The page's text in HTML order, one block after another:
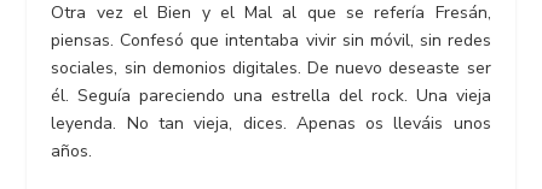
Otra vez el Bien y el Mal al que se refería Fresán,
piensas. Confesó que intentaba vivir sin móvil, sin redes
sociales, sin demonios digitales. De nuevo deseaste ser
él. Seguía pareciendo una estrella del rock. Una vieja
leyenda. No tan vieja, dices. Apenas os lleváis unos
años.